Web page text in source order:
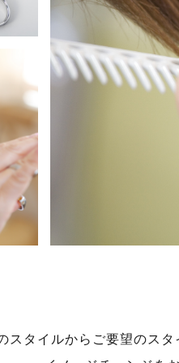
スタイルからご要望のス